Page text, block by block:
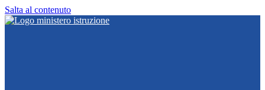
Salta al contenuto